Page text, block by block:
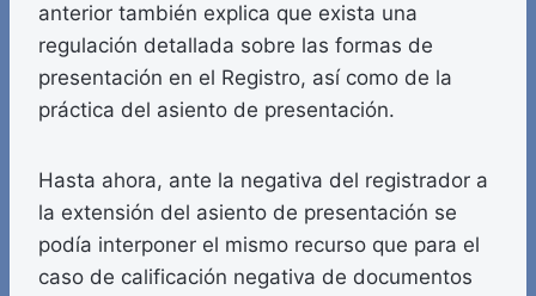
anterior también explica que exista una
regulación detallada sobre las formas de
presentación en el Registro, así como de la
práctica del asiento de presentación.
Hasta ahora, ante la negativa del registrador a
la extensión del asiento de presentación se
podía interponer el mismo recurso que para el
caso de calificación negativa de documentos